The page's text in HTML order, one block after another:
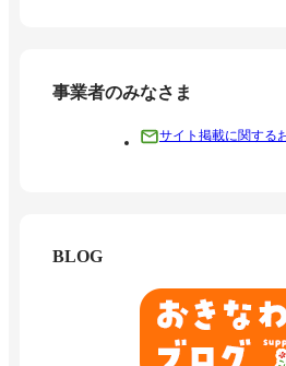
事業者のみなさま
サイト掲載に関する
BLOG